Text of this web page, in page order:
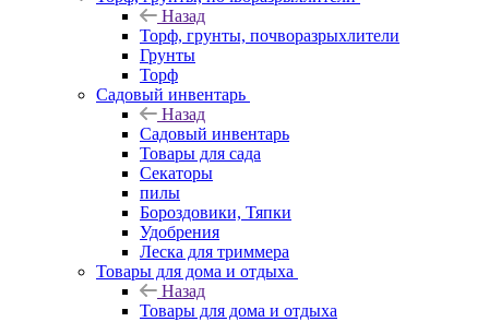
Назад
Торф, грунты, почворазрыхлители
Грунты
Торф
Садовый инвентарь
Назад
Садовый инвентарь
Товары для сада
Секаторы
пилы
Бороздовики, Тяпки
Удобрения
Леска для триммера
Товары для дома и отдыха
Назад
Товары для дома и отдыха